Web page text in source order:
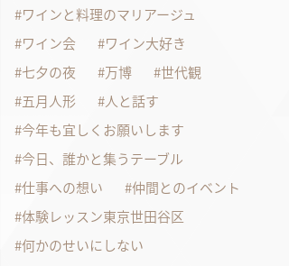
ワインと料理のマリアージュ
ワイン会
ワイン大好き
七夕の夜
万博
世代観
五月人形
人と話す
今年も宜しくお願いします
今日、誰かと集うテーブル
仕事への想い
仲間とのイベント
体験レッスン東京世田谷区
何かのせいにしない